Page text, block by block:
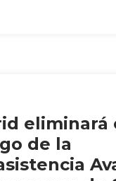
eliminará
de la